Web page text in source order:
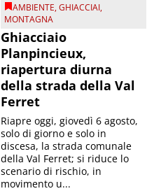
AMBIENTE,GHIACCIAI,
MONTAGNA
Ghiacciaio
Planpincieux,
riapertura diurna
della strada della Val
Ferret
Riapre oggi, giovedì 6 agosto,
solo di giorno e solo in
discesa, la strada comunale
della Val Ferret; si riduce lo
scenario di rischio, in
movimento u...